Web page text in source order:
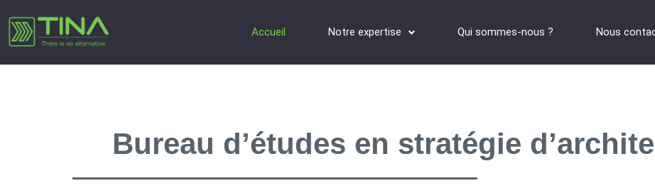
au
Accueil Notre expertise Qui sommes-nous ? Nous
Bureau d’études en stratégie